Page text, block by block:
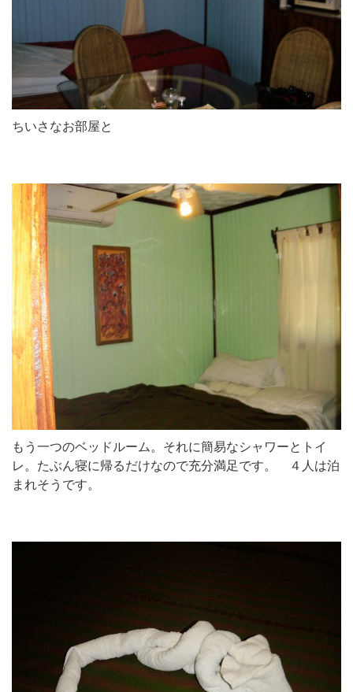
ちいさなお部屋と
もう一つのベッドルーム。それに簡易なシャワーとトイ
レ。たぶん寝に帰るだけなので充分満足です。 ４人は泊
まれそうです。